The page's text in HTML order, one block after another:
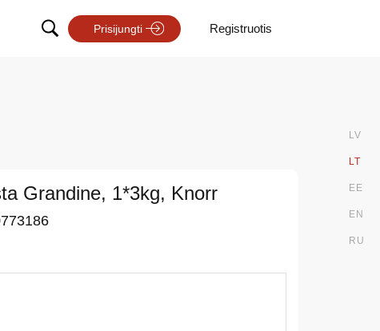
LV
LT
EE
EN
RU
Prisijungti Registruotis
Grandine, 1*3kg, Knorr